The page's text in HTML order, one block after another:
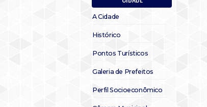
A Cidade
Histórico
Pontos Turísticos
Galeria de Prefeitos
Perfil Socioeconômico